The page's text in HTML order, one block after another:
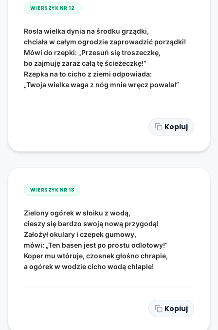
WIERSZYK NR 12
Rosła wielka dynia na środku grządki,
chciała w całym ogrodzie zaprowadzić porządki!
Mówi do rzepki: „Przesuń się troszeczkę,
bo zajmuję zaraz całą tę ścieżeczkę!”
Rzepka na to cicho z ziemi odpowiada:
„Twoja wielka waga z nóg mnie wręcz powala!”
Kopiuj
WIERSZYK NR 13
Zielony ogórek w słoiku z wodą,
cieszy się bardzo swoją nową przygodą!
Założył okulary i czepek gumowy,
mówi: „Ten basen jest po prostu odlotowy!”
Koper mu wtóruje, czosnek głośno chrapie,
a ogórek w wodzie cicho wodą chlapie!
Kopiuj